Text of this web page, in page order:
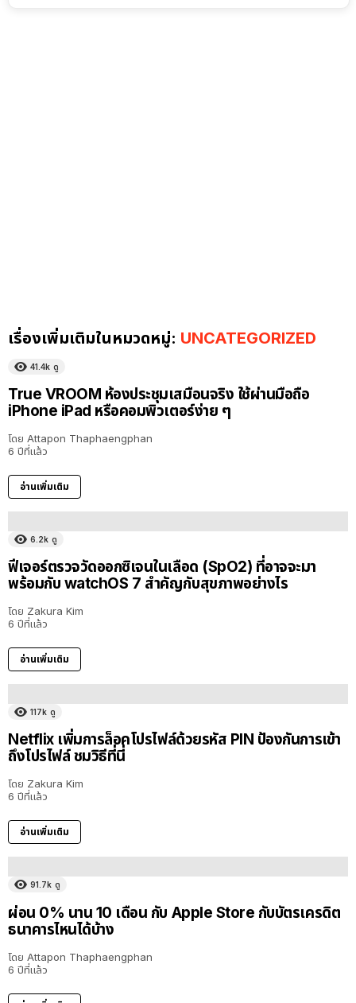
เรื่องเพิ่มเติมในหมวดหมู่: UNCATEGORIZED
41.4k ดู
True VROOM ห้องประชุมเสมือนจริง ใช้ผ่านมือถือ
iPhone iPad หรือคอมพิวเตอร์ง่าย ๆ
โดย Attapon Thaphaengphan
6 ปีที่แล้ว
อ่านเพิ่มเติม
6.2k ดู
ฟีเจอร์ตรวจวัดออกซิเจนในเลือด (SpO2) ที่อาจจะมา
พร้อมกับ watchOS 7 สำคัญกับสุขภาพอย่างไร
โดย Zakura Kim
6 ปีที่แล้ว
อ่านเพิ่มเติม
117k ดู
Netflix เพิ่มการล็อคโปรไฟล์ด้วยรหัส PIN ป้องกันการเข้า
ถึงโปรไฟล์ ชมวิธีที่นี่
โดย Zakura Kim
6 ปีที่แล้ว
อ่านเพิ่มเติม
91.7k ดู
ผ่อน 0% นาน 10 เดือน กับ Apple Store กับบัตรเครดิต
ธนาคารไหนได้บ้าง
โดย Attapon Thaphaengphan
6 ปีที่แล้ว